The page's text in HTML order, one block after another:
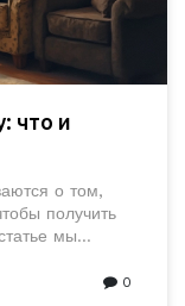
что и
о том,
получить
мы
Также
0